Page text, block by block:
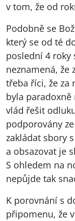
v tom, že od
Podobně se
který se od té
poslední 4 roky
neznamená, že
třeba říci, že za
byla
vlád řešit
podporovány
zakládat sbory
a obsazovat je
S ohledem na
nepůjde tak
K porovnání s
připomenu, že